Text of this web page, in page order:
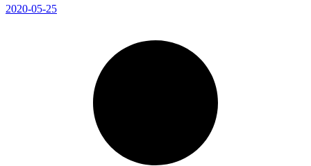
2020-05-25